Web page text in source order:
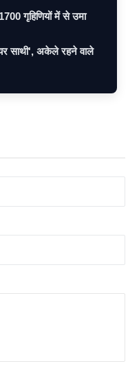
गृहिणियों में से उमा
साथी', अकेले रहने वाले